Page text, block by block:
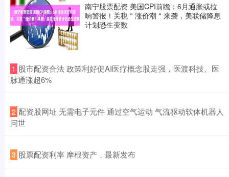
南宁股票配资 美国CPI前瞻：6月通胀或拉
响警报！关税＂涨价潮＂来袭，美联储降息
计划恐生变数
1 ​股市配资合法 政策利好促AI医疗概念股走强，医渡科技、医
脉通涨超6%
2 ​配资股网址 无需电子元件 通过空气运动 气流驱动软体机器人
问世
3 ​股票配资利率 摩根资产，最新发布